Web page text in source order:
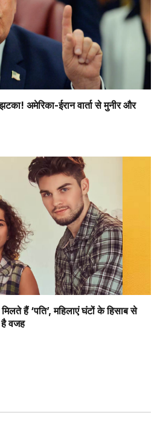
अमेरिका-ईरान वार्ता से मुनीर और
हैं ‘पति’, महिलाएं घंटों के हिसाब से
है वजह